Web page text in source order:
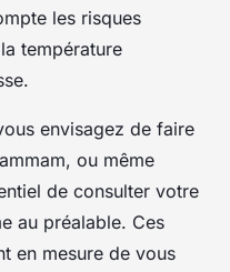
les risques
température
envisagez de faire
ou même
de consulter votre
au préalable. Ces
en mesure de vous